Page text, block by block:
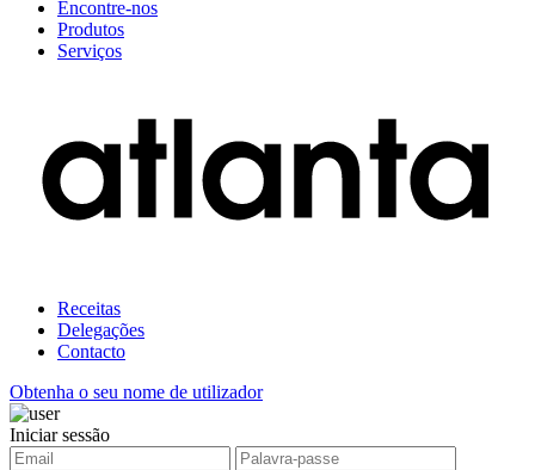
Encontre-nos
Produtos
Serviços
Receitas
Delegações
Contacto
Obtenha o seu nome de utilizador
Iniciar sessão